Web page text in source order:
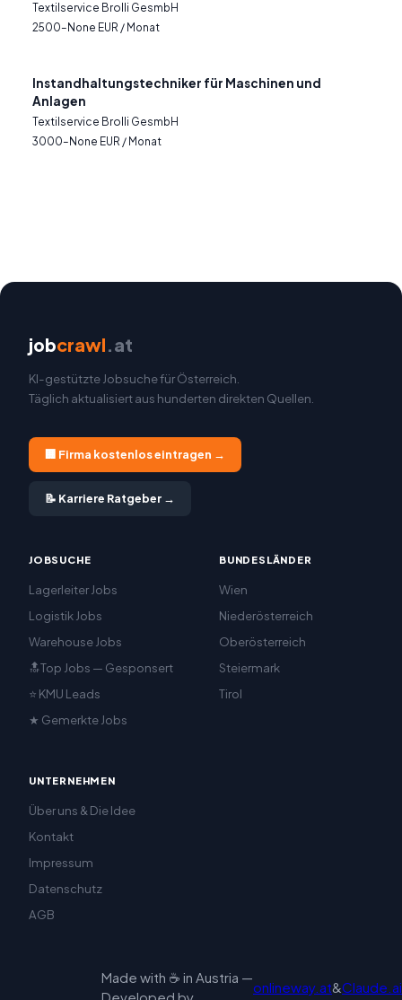
Textilservice Brolli GesmbH
2500–None EUR / Monat
Instandhaltungstechniker für Maschinen und
Anlagen
Textilservice Brolli GesmbH
3000–None EUR / Monat
jobcrawl.at
KI-gestützte Jobsuche für Österreich.
Täglich aktualisiert aus hunderten direkten Quellen.
🏢 Firma kostenlos eintragen →
📝 Karriere Ratgeber →
JOBSUCHE
Lagerleiter Jobs
Logistik Jobs
Warehouse Jobs
🔝Top Jobs — Gesponsert
⭐ KMU Leads
★ Gemerkte Jobs
BUNDESLÄNDER
Wien
Niederösterreich
Oberösterreich
Steiermark
Tirol
UNTERNEHMEN
Über uns & Die Idee
Kontakt
Impressum
Datenschutz
AGB
Made with ☕ in Austria —
onlineway.at&Claude.ai